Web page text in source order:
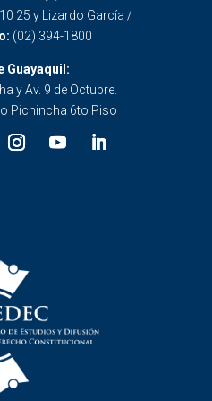
25 y Lizardo García /
(02) 394-1800
Guayaquil:
y Av. 9 de Octubre.
Pichincha 6to Piso